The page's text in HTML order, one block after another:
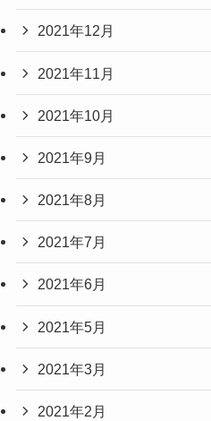
2021年12月
2021年11月
2021年10月
2021年9月
2021年8月
2021年7月
2021年6月
2021年5月
2021年3月
2021年2月